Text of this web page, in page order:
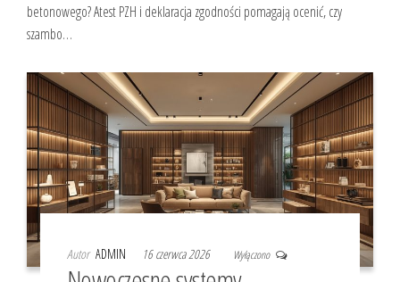
betonowego? Atest PZH i deklaracja zgodności pomagają ocenić, czy
szambo…
Autor ADMIN 16 czerwca 2026 Wyłączono